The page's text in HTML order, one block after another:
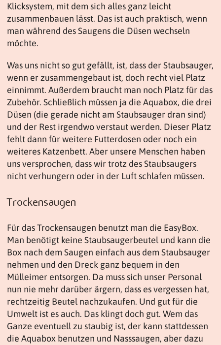
Klicksystem, mit dem sich alles ganz leicht
zusammenbauen lässt. Das ist auch praktisch, wenn
man während des Saugens die Düsen wechseln
möchte.
Was uns nicht so gut gefällt, ist, dass der Staubsauger,
wenn er zusammengebaut ist, doch recht viel Platz
einnimmt. Außerdem braucht man noch Platz für das
Zubehör. Schließlich müssen ja die Aquabox, die drei
Düsen (die gerade nicht am Staubsauger dran sind)
und der Rest irgendwo verstaut werden. Dieser Platz
fehlt dann für weitere Futterdosen oder noch ein
weiteres Katzenbett. Aber unsere Menschen haben
uns versprochen, dass wir trotz des Staubsaugers
nicht verhungern oder in der Luft schlafen müssen.
Trockensaugen
Für das Trockensaugen benutzt man die EasyBox.
Man benötigt keine Staubsaugerbeutel und kann die
Box nach dem Saugen einfach aus dem Staubsauger
nehmen und den Dreck ganz bequem in den
Mülleimer entsorgen. Da muss sich unser Personal
nun nie mehr darüber ärgern, dass es vergessen hat,
rechtzeitig Beutel nachzukaufen. Und gut für die
Umwelt ist es auch. Das klingt doch gut. Wem das
Ganze eventuell zu staubig ist, der kann stattdessen
die Aquabox benutzen und Nasssaugen, aber dazu